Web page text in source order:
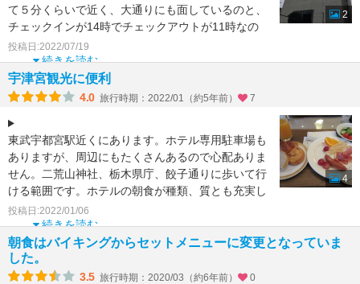
て５分くらいで近く、大通りにも面しているのと、
チェックインが14時でチェックアウトが11時なの
で、ゆっくり過
続きを読む
投稿日:2022/07/19
2
宇津宮観光に便利
4.0 旅行時期：2022/01（約5年前） 7
東武宇都宮駅近くにあります。ホテル専用駐車場も
ありますが、周辺にもたくさんあるので心配ありま
せん。二荒山神社、栃木県庁、餃子通りに歩いて行
ける範囲です。ホテルの朝食が種類、質とも充実し
ており、朝食が決
続きを読む
投稿日:2022/01/06
4
朝食はバイキングからセットメニューに変更となっていま
した。
3.5 旅行時期：2020/03（約6年前） 0